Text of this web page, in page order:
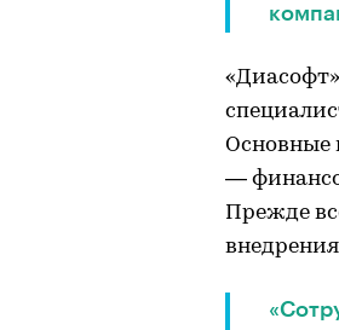
Основные
—
Прежде